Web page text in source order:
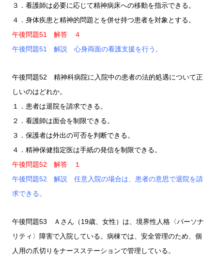
３．看護師は必要に応じて精神病床への移動を指示できる。
４．身体疾患と精神的問題とを併せ持つ患者を対象とする。
午後問題51 解答 ４
午後問題51 解説 心身両面の看護支援を行う。
午後問題52 精神科病院に入院中の患者の法的処遇について正
しいのはどれか。
１．患者は退院を請求できる。
２．看護師は面会を制限できる。
３．保護者は外出の可否を判断できる。
４．精神保健指定医は手紙の発信を制限できる。
午後問題52 解答 １
午後問題52 解説 任意入院の場合は、患者の意思で退院を請
求できる。
午後問題53 Ａさん（19歳、女性）は、境界性人格〈パーソナ
リティ〉障害で入院している。病棟では、安全管理のため、個
人用の爪切りをナースステーションで管理している。